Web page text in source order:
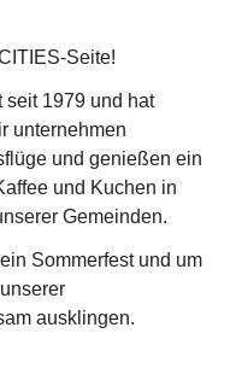
Seite!
seit 1979 und hat
unternehmen
und genießen ein
und Kuchen in
Gemeinden.
Sommerfest und um
ausklingen.